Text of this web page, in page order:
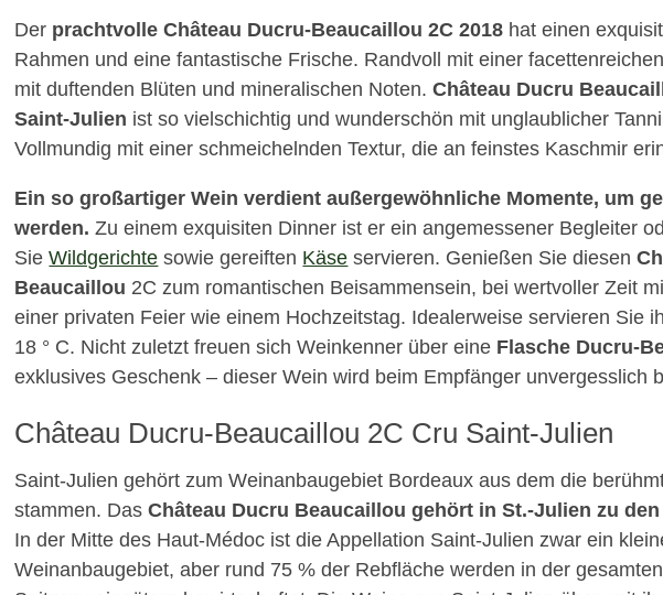
Der prachtvolle Château Ducru-Beaucaillou 2C 2018 hat einen
Rahmen und eine fantastische Frische. Randvoll mit einer
mit duftenden Blüten und mineralischen Noten.Château Ducru
Saint-Julien ist so vielschichtig und wunderschön mit unglaublicher
Vollmundig mit einer schmeichelnden Textur, die an feinstes Kaschmir
Ein so großartiger Wein verdient außergewöhnliche Momente, um
werden. Zu einem exquisiten Dinner ist er ein angemessener Begleiter
SieWildgerichte sowie gereiften Käse servieren. Genießen Sie diesen
Beaucaillou 2C zum romantischen Beisammensein, bei wertvoller Zeit
einer privaten Feier wie einem Hochzeitstag. Idealerweise servieren Sie
18 ° C. Nicht zuletzt freuen sich Weinkenner über eine Flasche Ducru-
exklusives Geschenk – dieser Wein wird beim Empfänger unvergesslich
Château Ducru-Beaucaillou 2C Cru Saint-Julien
Saint-Julien gehört zum Weinanbaugebiet Bordeaux aus dem die
stammen. DasChâteau Ducru Beaucaillou gehört in St.-Julien zu
In der Mitte des Haut-Médoc ist die Appellation Saint-Julien zwar ein
Weinanbaugebiet, aber rund 75 % der Rebfläche werden in der